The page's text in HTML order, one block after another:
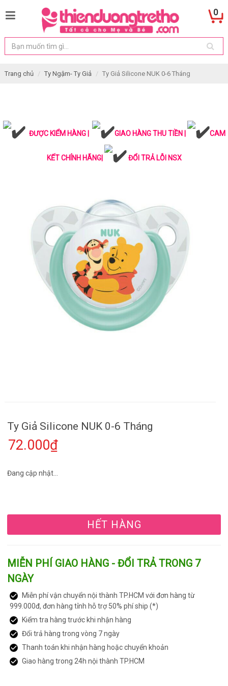
0
Trang chủ Ty Ngậm- Ty Giả Ty Giả Silicone NUK 0-6 Tháng
ĐƯỢC KIỂM HÀNG | GIAO HÀNG THU TIỀN | CAM
KẾT CHÍNH HÃNG| ĐỔI TRẢ LỖI NSX
Ty Giả Silicone NUK 0-6 Tháng
72.000₫
Đang cập nhật...
HẾT HÀNG
MIỄN PHÍ GIAO HÀNG - ĐỔI TRẢ TRONG 7
NGÀY
Miễn phí vận chuyển nội thành TP.HCM với đơn hàng từ
999.000đ, đơn hàng tỉnh hỗ trợ 50% phí ship (*)
Kiểm tra hàng trước khi nhận hàng
Đổi trả hàng trong vòng 7 ngày
Thanh toán khi nhận hàng hoặc chuyển khoản
Giao hàng trong 24h nội thành TP.HCM